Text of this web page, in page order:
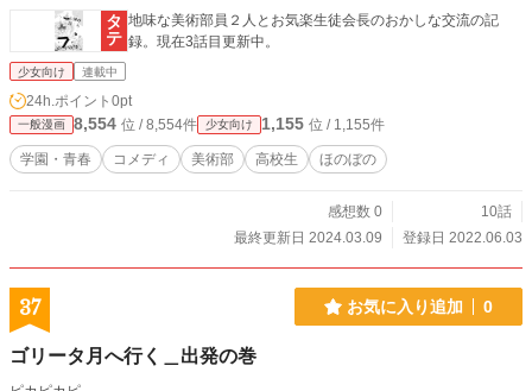
地味な美術部員２人とお気楽生徒会長のおかしな交流の記
録。現在3話目更新中。
少女向け 連載中
24h.ポイント 0pt
一般漫画 8,554 位 / 8,554件 少女向け 1,155 位 / 1,155件
学園・青春 コメディ 美術部 高校生 ほのぼの
感想数 0
10話
最終更新日 2024.03.09
登録日 2022.06.03
37 お気に入り追加 0
ゴリータ月へ行く＿出発の巻